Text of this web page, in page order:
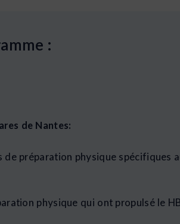
:
de Nantes:
de préparation physique spécifiques
physique qui ont propulsé le